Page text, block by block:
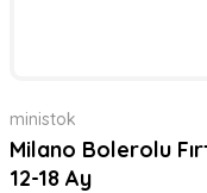
ministok
Milano Bolerolu
12-18 Ay